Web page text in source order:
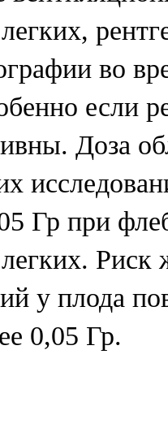
во
если
Доза
Гр при
Риск
у плода
0,05 Гр.